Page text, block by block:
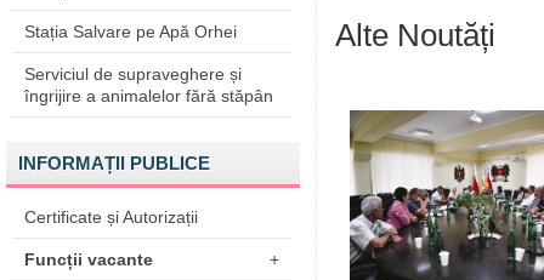
Stația Salvare pe Apă Orhei
Serviciul de supraveghere și
îngrijire a animalelor fără stăpân
INFORMAȚII PUBLICE
Certificate și Autorizații
Funcții vacante +
Alte Noutăți